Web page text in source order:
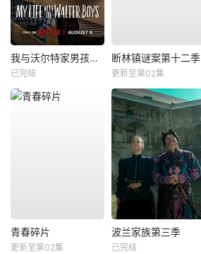
我与沃尔特家男孩的生活第三季
已完结
断林镇谜案第十二季
更新至第02集
青春碎片
更新至第02集
波兰家族第三季
已完结